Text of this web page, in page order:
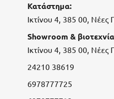
Κατάστημα:
Ικτίνου 4, 385 00,
Showroom &
Ικτίνου 4, 385 00,
24210 38619
6978777725